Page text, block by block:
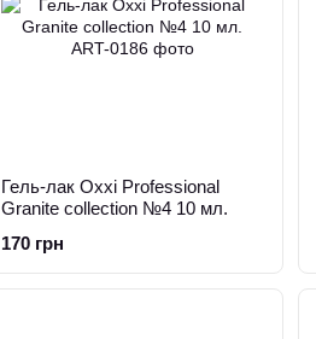
Гель-лак Oxxi Professional
Granite collection №4 10 мл.
170 грн